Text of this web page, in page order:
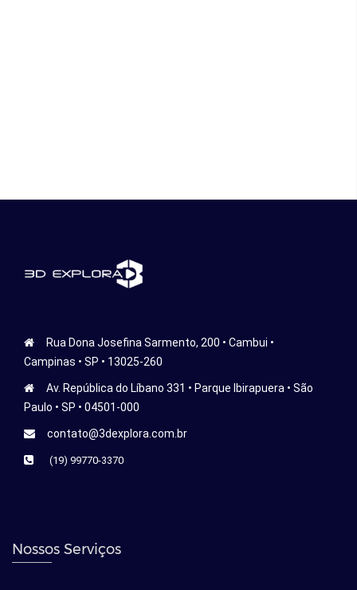
Rua Dona Josefina Sarmento, 200 • Cambui •
Campinas • SP • 13025-260
Av. República do Líbano 331 • Parque Ibirapuera • São
Paulo • SP • 04501-000
contato@3dexplora.com.br
(19) 99770-3370
Nossos Serviços